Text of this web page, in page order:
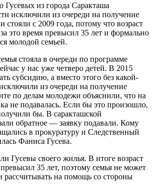
из города Саракташа
исключили из очереди на получение
стояли с 2009 года, потому что возраст
это время превысил 35 лет и формально
молодой семьей.
стояла в очереди по программе
у нас уже четверо детей. В 2015
субсидию, а вместо этого без какой-
из очереди на получение
по делам молодежи объяснили, что на
не подавалась. Если бы это произошло,
бы. В саракташской
обратное — заявку подавали. Кому
в прокуратуру и Следственный
Фаниса Гусева.
Гусевы своего жилья. В итоге возраст
35 лет, поэтому семья не может
рассчитывать на помощь со стороны